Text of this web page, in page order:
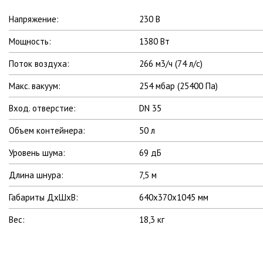
Напряжение:
230 В
Мощность:
1380 Вт
Поток воздуха:
266 м3/ч (74 л/с)
Макс. вакуум:
254 мбар (25400 Па)
Вход. отверстие:
DN 35
Объем контейнера:
50 л
Уровень шума:
69 дБ
Длина шнура:
7,5 м
Габариты ДхШхВ:
640х370х1045 мм
Вес:
18,3 кг